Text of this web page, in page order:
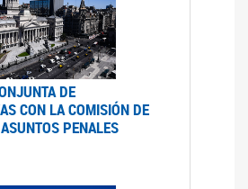
DE
CON LA COMISIÓN DE
PENALES